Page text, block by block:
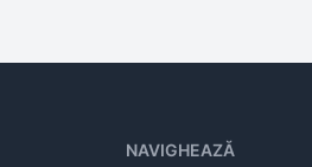
NAVIGHEAZĂ